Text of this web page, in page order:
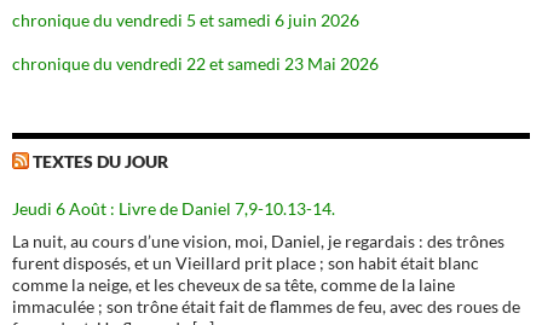
chronique du vendredi 5 et samedi 6 juin 2026
chronique du vendredi 22 et samedi 23 Mai 2026
TEXTES DU JOUR
Jeudi 6 Août : Livre de Daniel 7,9-10.13-14.
La nuit, au cours d’une vision, moi, Daniel, je regardais : des trônes
furent disposés, et un Vieillard prit place ; son habit était blanc
comme la neige, et les cheveux de sa tête, comme de la laine
immaculée ; son trône était fait de flammes de feu, avec des roues de